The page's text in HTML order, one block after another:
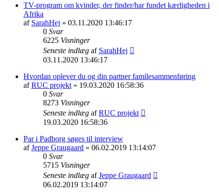
TV-program om kvinder, der finder/har fundet kærligheden i
Afrika
af SarahHej » 03.11.2020 13:46:17
0 Svar
6225 Visninger
Seneste indlæg af SarahHej
03.11.2020 13:46:17
Hvordan oplever du og din partner familesammenføring
afRUC projekt » 19.03.2020 16:58:36
0 Svar
8273 Visninger
Seneste indlæg afRUC projekt
19.03.2020 16:58:36
Par i Padborg søges til interview
afJeppe Graugaard » 06.02.2019 13:14:07
0 Svar
5715 Visninger
Seneste indlæg afJeppe Graugaard
06.02.2019 13:14:07